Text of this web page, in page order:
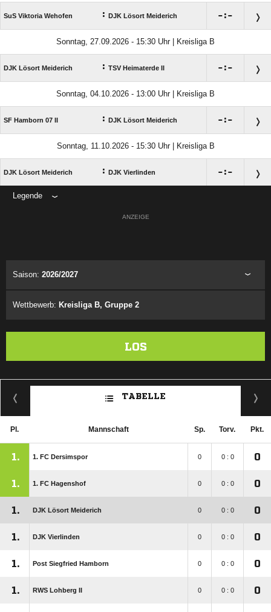
SuS Viktoria Wehofen : DJK Lösort Meiderich :
Sonntag, 27.09.2026 - 15:30 Uhr | Kreisliga B
DJK Lösort Meiderich : TSV Heimaterde II :
Sonntag, 04.10.2026 - 13:00 Uhr | Kreisliga B
SF Hamborn 07 II : DJK Lösort Meiderich :
Sonntag, 11.10.2026 - 15:30 Uhr | Kreisliga B
DJK Lösort Meiderich : DJK Vierlinden :
Legende
ANZEIGE
Saison: 2026/2027
Wettbewerb: Kreisliga B, Gruppe 2
LOS
TABELLE
Pl. Mannschaft Sp. Torv. Pkt.
1. 1. FC Dersimspor 0 0 : 0 0
1. 1. FC Hagenshof 0 0 : 0 0
1. DJK Lösort Meiderich 0 0 : 0 0
1. DJK Vierlinden 0 0 : 0 0
1. Post Siegfried Hamborn 0 0 : 0 0
1. RWS Lohberg II 0 0 : 0 0